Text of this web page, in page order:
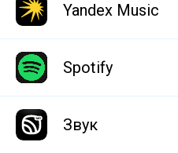
Yandex Music
Spotify
Звук